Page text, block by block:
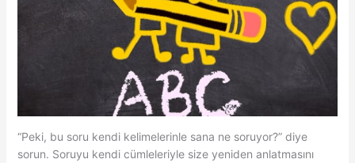
“Peki, bu soru kendi kelimelerinle sana ne soruyor?” diye
sorun. Soruyu kendi cümleleriyle size yeniden anlatmasını